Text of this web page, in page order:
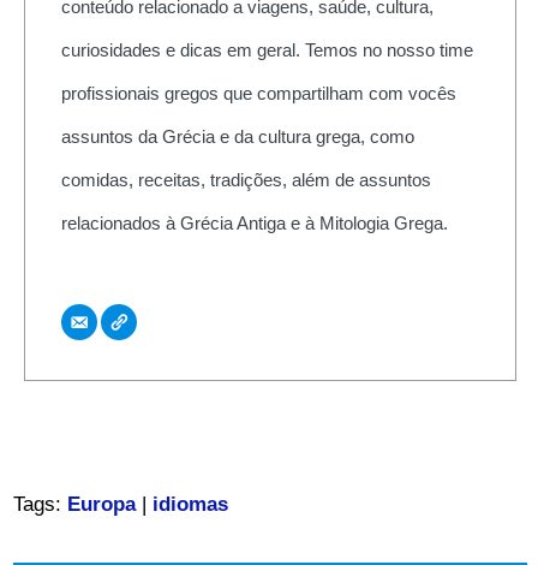
conteúdo relacionado a viagens, saúde, cultura,
curiosidades e dicas em geral. Temos no nosso time
profissionais gregos que compartilham com vocês
assuntos da Grécia e da cultura grega, como
comidas, receitas, tradições, além de assuntos
relacionados à Grécia Antiga e à Mitologia Grega.
Tags: Europa| idiomas